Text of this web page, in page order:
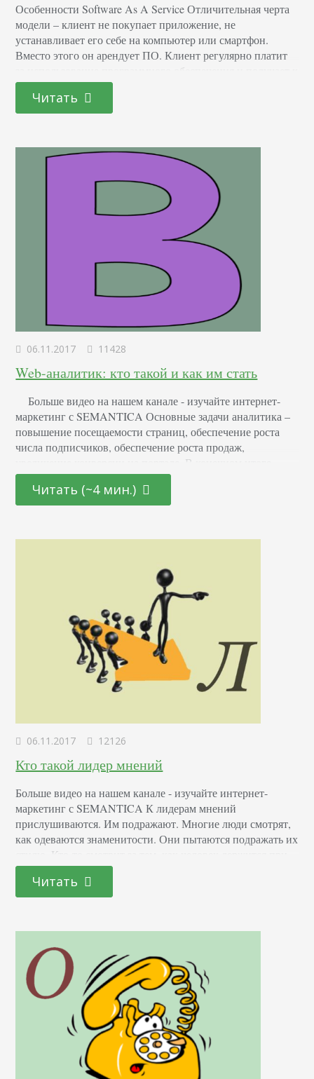
Особенности Software As A Service Отличительная черта
модели – клиент не покупает приложение, не
устанавливает его себе на компьютер или смартфон.
Вместо этого он арендует ПО. Клиент регулярно платит
за использование программного обеспечения и получает к
нему доступ из облака, т.е. через интернет. Для этого
варианта обслуживания характерны следующие
особенности: Работа через браузеры или API. Оплата
Читать
06.11.2017 11428
Web-аналитик: кто такой и как им стать
Больше видео на нашем канале - изучайте интернет-
маркетинг с SEMANTICA Основные задачи аналитика –
повышение посещаемости страниц, обеспечение роста
числа подписчиков, обеспечение роста продаж,
увеличение конверсии на портале. В конечном итоге –
повышение прибыли, которую приносит ресурс. «Один в
поле не воин», - пословица как нельзя лучше описывает
стиль работы аналитика. Очень часто специалисты
Читать (~4 мин.)
06.11.2017 12126
Кто такой лидер мнений
Больше видео на нашем канале - изучайте интернет-
маркетинг с SEMANTICA К лидерам мнений
прислушиваются. Им подражают. Многие люди смотрят,
как одеваются знаменитости. Они пытаются подражать их
стилю. Кто-то смотрит за тем, как человек держится при
публичных выступлениях, — и старается этому
подражать. Влияние лидера велико. Он может негласно
диктовать правила моды, какие-то тренды. Вызывать у
Читать